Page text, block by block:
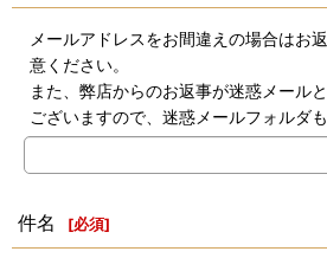
メールアドレスをお間違えの場合はお
意ください。
また、弊店からのお返事が迷惑メール
ございますので、迷惑メールフォルダ
件名 [必須]